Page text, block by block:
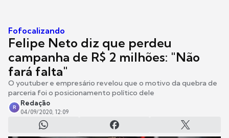
Fofocalizando
Felipe Neto diz que perdeu
campanha de R$ 2 milhões: "Não
fará falta"
O youtuber e empresário revelou que o motivo da quebra de
parceria foi o posicionamento político dele
R
Redação
04/09/2020, 12:09